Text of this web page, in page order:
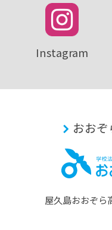
Instagram
おお
屋久島おおぞら